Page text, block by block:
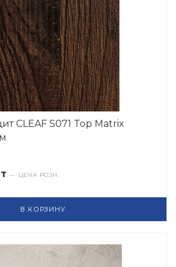
CLEAF S071 Top Matrix
— ЦЕНА РОЗН.
В КОРЗИНУ